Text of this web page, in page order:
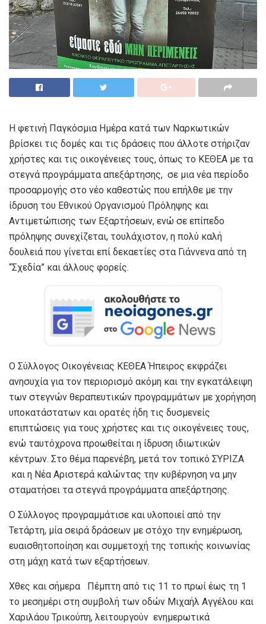
Η φετινή Παγκόσμια Ημέρα κατά των Ναρκωτικών
βρίσκει τις δομές και τις δράσεις που άλλοτε στήριζαν
χρήστες και τις οικογένειες τους, όπως το ΚΕΘΕΑ με τα
στεγνά προγράμματα απεξάρτησης, σε μια νέα περίοδο
προσαρμογής στο νέο καθεστώς που επήλθε με την
ίδρυση του Εθνικού Οργανισμού Πρόληψης και
Αντιμετώπισης των Εξαρτήσεων, ενώ σε επίπεδο
πρόληψης συνεχίζεται, τουλάχιστον, η πολύ καλή
δουλειά που γίνεται επί δεκαετίες στα Γιάννενα από τη
“Σχεδία” και άλλους φορείς.
Ο Σύλλογος Οικογένειας ΚΕΘΕΑ Ήπειρος εκφράζει
ανησυχία για τον περιορισμό ακόμη και την εγκατάλειψη
των στεγνών θεραπευτικών προγραμμάτων με χορήγηση
υποκατάστατων και ορατές ήδη τις δυσμενείς
επιπτώσεις για τους χρήστες και τις οικογένειες τους,
ενώ ταυτόχρονα προωθείται η ίδρυση ιδιωτικών
κέντρων. Στο θέμα παρενέβη, μετά τον τοπικό ΣΥΡΙΖΑ
και η Νέα Αριστερά καλώντας την κυβέρνηση να μην
σταματήσει τα στεγνά προγράμματα απεξάρτησης.
Ο Σύλλογος προγραμμάτισε και υλοποιεί από την
Τετάρτη, μία σειρά δράσεων με στόχο την ενημέρωση,
ευαισθητοποίηση και συμμετοχή της τοπικής κοινωνίας
στη μάχη κατά των εξαρτήσεων.
Χθες και σήμερα Πέμπτη από τις 11 το πρωί έως τη 1
το μεσημέρι στη συμβολή των οδών Μιχαήλ Αγγέλου και
Χαριλάου Τρικούπη, λειτουργούν ενημερωτικά